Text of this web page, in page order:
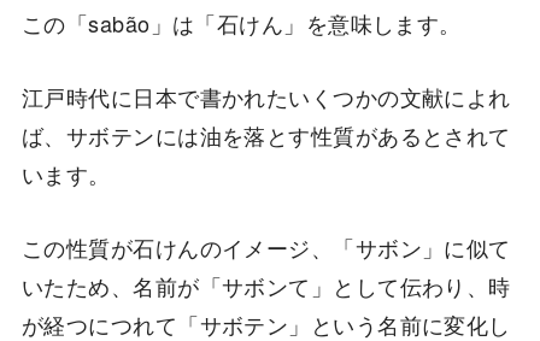
この「sabão」は「石けん」を意味します。
江戸時代に日本で書かれたいくつかの文献によれ
ば、サボテンには油を落とす性質があるとされて
います。
この性質が石けんのイメージ、「サボン」に似て
いたため、名前が「サボンて」として伝わり、時
が経つにつれて「サボテン」という名前に変化し